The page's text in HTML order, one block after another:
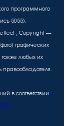
программного
5055).
, Copyright —
графических
любых их
правообладателя.
в соответствии с